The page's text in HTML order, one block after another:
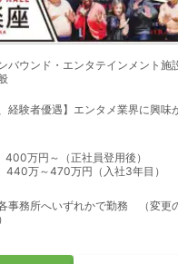
バウンド・エンタテインメント施
経験者優遇】エンタメ業界に興味
400万円～（正社員登用後）
440万～470万円（入社3年目）
事務所へいずれかで勤務 （変更